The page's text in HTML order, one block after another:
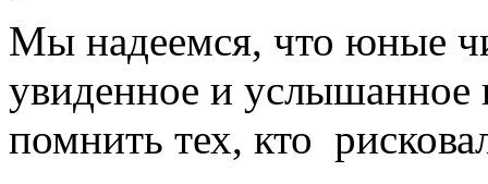
Мы надеемся, что юные
увиденное и
помнить тех, кто